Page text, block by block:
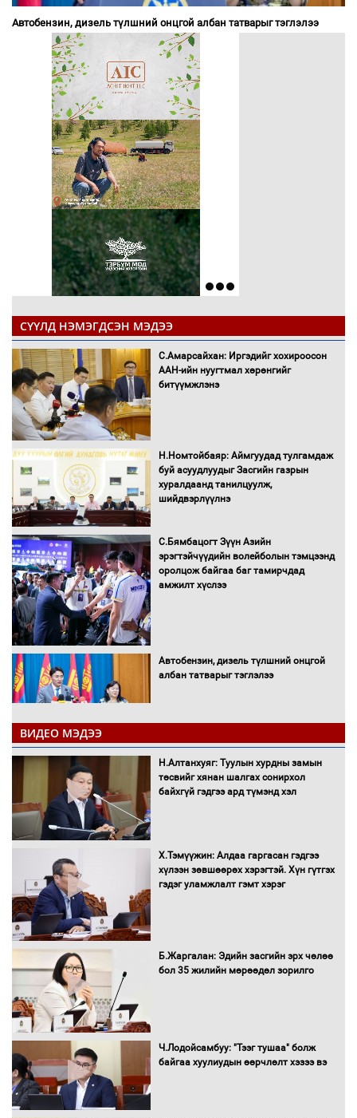
Автобензин, дизель түлшний онцгой албан татварыг тэглэлээ
СҮҮЛД НЭМЭГДСЭН МЭДЭЭ
С.Амарсайхан: Иргэдийг хохироосон
ААН-ийн нуугтмал хөрөнгийг
битүүмжлэнэ
Н.Номтойбаяр: Аймгуудад тулгамдаж
буй асуудлуудыг Засгийн газрын
хуралдаанд танилцуулж,
шийдвэрлүүлнэ
С.Бямбацогт Зүүн Азийн
эрэгтэйчүүдийн волейболын тэмцээнд
оролцож байгаа баг тамирчдад
амжилт хүслээ
Автобензин, дизель түлшний онцгой
албан татварыг тэглэлээ
мэндийн салбар хамаарахгүй
Нөөцийн махны худалдаа,
борлуулалтыг нээлттэй ил тод
болгоно
төлөвлөгөө”-гөө танилцуулна
худалдан авах журмыг баталлаа
ВИДЕО МЭДЭЭ
Н.Алтанхуяг: Туулын хурдны замын
төсвийг хянан шалгах сонирхол
байхгүй гэдгээ ард түмэнд хэл
Х.Тэмүүжин: Алдаа гаргасан гэдгээ
хүлээн зөвшөөрөх хэрэгтэй. Хүн гүтгэх
гэдэг уламжлалт гэмт хэрэг
Б.Жаргалан: Эдийн засгийн эрх чөлөө
бол 35 жилийн мөрөөдөл зорилго
Ч.Лодойсамбуу: "Тээг тушаа" болж
байгаа хуулиудын өөрчлөлт хэзээ вэ